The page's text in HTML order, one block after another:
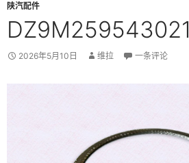
陕汽配件
DZ9M259543021
2026年5月10日 维拉 一条评论